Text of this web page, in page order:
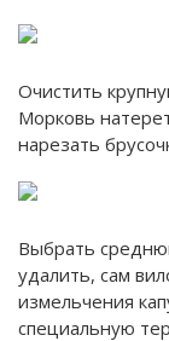
Очистить
Морковь
нарезать
Выбрать
удалить, сам
измельчения
специальную